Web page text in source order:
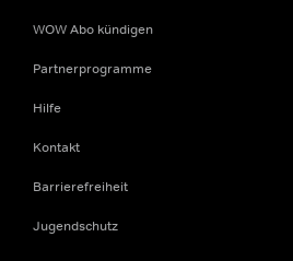
WOW Abo kündigen
Partnerprogramme
Hilfe
Kontakt
Barrierefreiheit
Jugendschutz